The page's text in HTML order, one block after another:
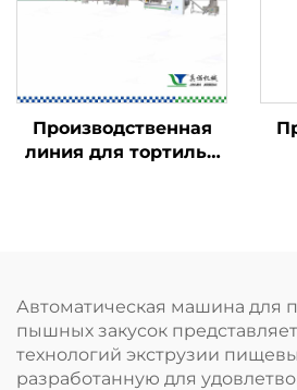
Производственная
линия для тортильи
Автоматическая машина для
пышных закусок
технологий экструзии
разработанную для